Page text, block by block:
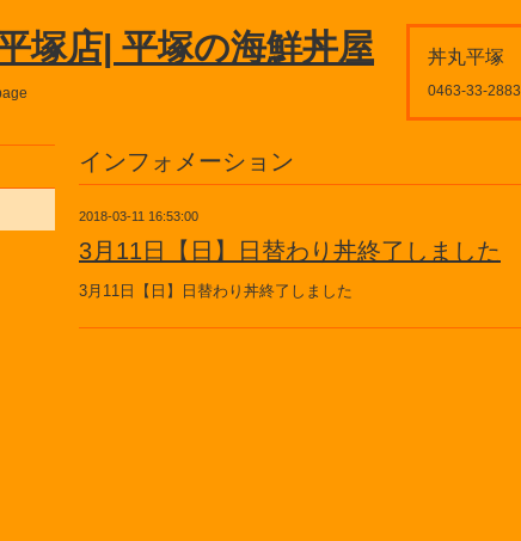
丼丸平塚
0463-33-2883
塚店| 平塚の海鮮丼屋
インフォメーション
2018-03-11 16:53:00
3月11日【日】日替わり丼終了しました
3月11日【日】日替わり丼終了しました